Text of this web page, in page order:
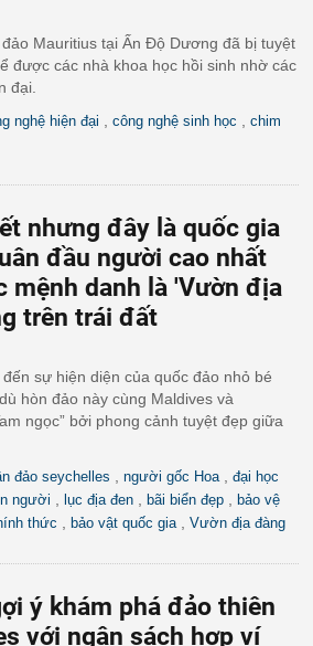
Mauritius tại Ấn Độ Dương đã bị tuyệt
được các nhà khoa học hồi sinh nhờ các
đại.
nghệ hiện đại công nghệ sinh học
chim
nhưng đây là quốc gia
đầu người cao nhất
mệnh danh là 'Vườn địa
trên trái đất
sự hiện diện của quốc đảo nhỏ bé
hòn đảo này cùng Maldives và
ngọc” bởi phong cảnh tuyệt đẹp giữa
đảo seychelles người gốc Hoa
đại học
người lục địa đen bãi biển đẹp
bảo vệ
thức bảo vật quốc gia Vườn địa đàng
ý khám phá đảo thiên
với ngân sách hợp ví